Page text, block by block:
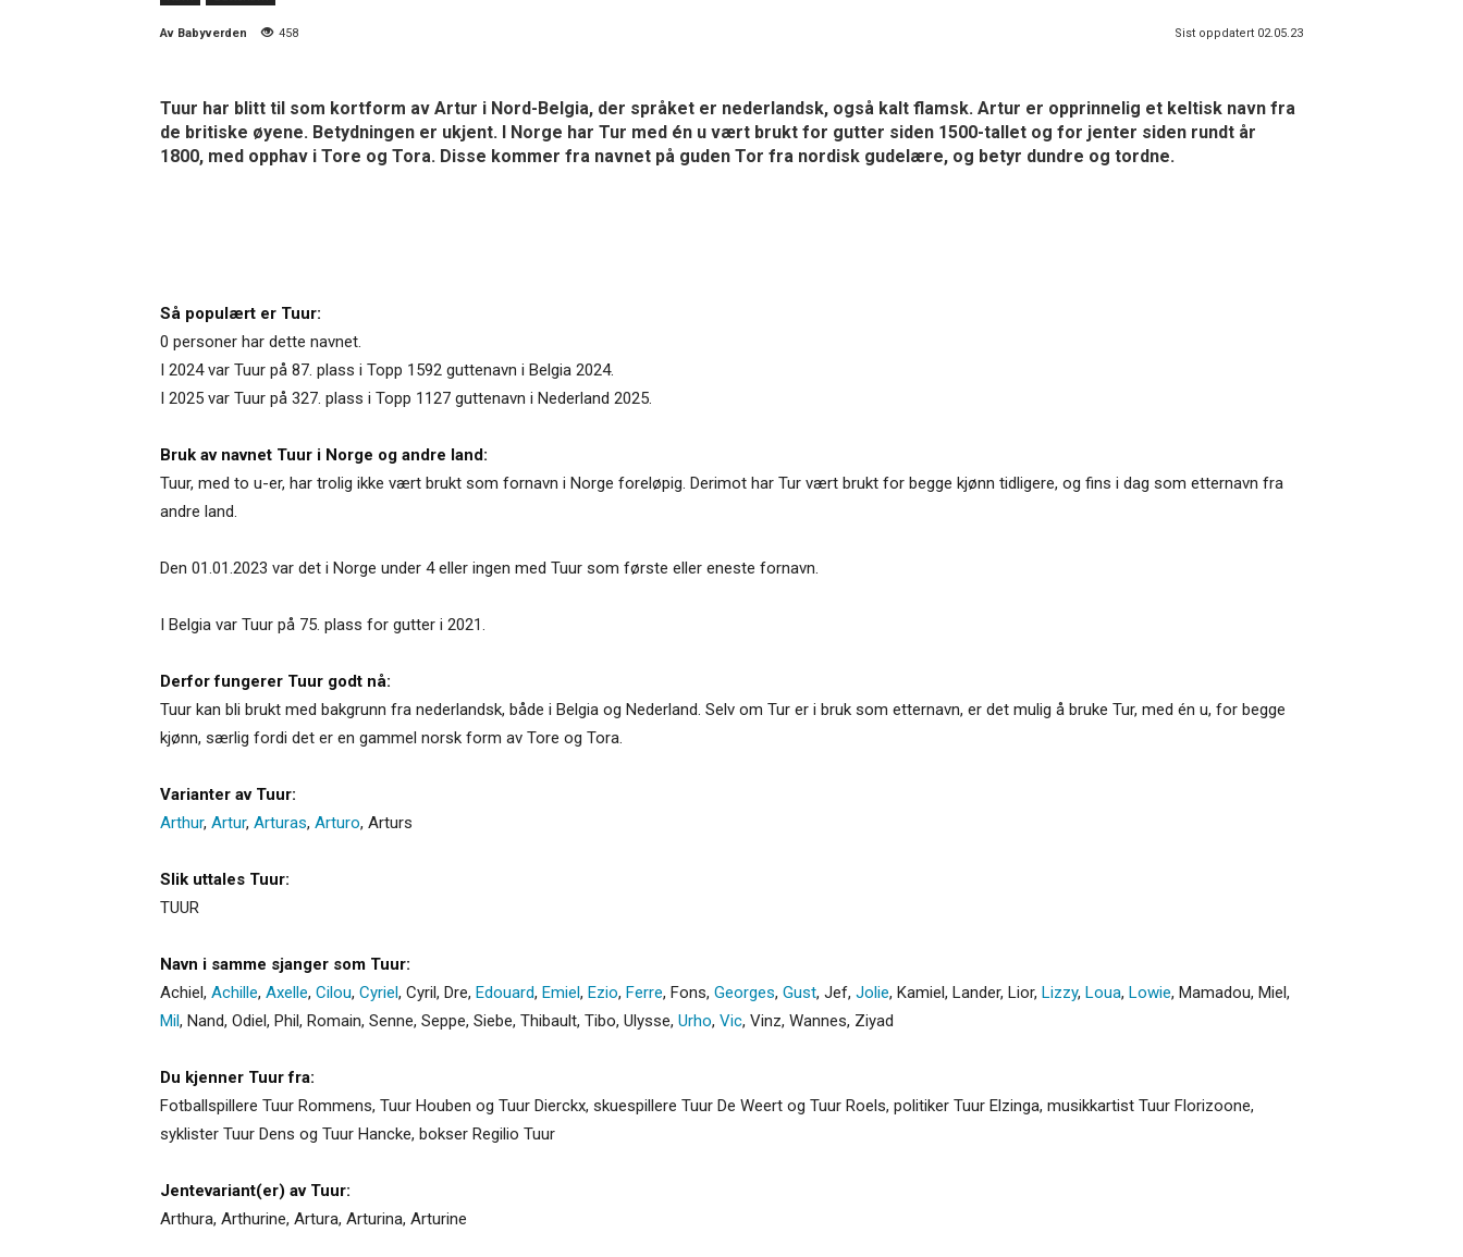
Av Babyverden 458 Sist oppdatert 02.05.23
Tuur har blitt til som kortform av Artur i Nord-Belgia, der språket er nederlandsk, også kalt flamsk. Artur er opprinnelig et keltisk navn fra
de britiske øyene. Betydningen er ukjent. I Norge har Tur med én u vært brukt for gutter siden 1500-tallet og for jenter siden rundt år
1800, med opphav i Tore og Tora. Disse kommer fra navnet på guden Tor fra nordisk gudelære, og betyr dundre og tordne.
Så populært er Tuur:
0 personer har dette navnet.
I 2024 var Tuur på 87. plass i Topp 1592 guttenavn i Belgia 2024.
I 2025 var Tuur på 327. plass i Topp 1127 guttenavn i Nederland 2025.
Bruk av navnet Tuur i Norge og andre land:
Tuur, med to u-er, har trolig ikke vært brukt som fornavn i Norge foreløpig. Derimot har Tur vært brukt for begge kjønn tidligere, og fins i dag som etternavn fra
andre land.
Den 01.01.2023 var det i Norge under 4 eller ingen med Tuur som første eller eneste fornavn.
I Belgia var Tuur på 75. plass for gutter i 2021.
Derfor fungerer Tuur godt nå:
Tuur kan bli brukt med bakgrunn fra nederlandsk, både i Belgia og Nederland. Selv om Tur er i bruk som etternavn, er det mulig å bruke Tur, med én u, for begge
kjønn, særlig fordi det er en gammel norsk form av Tore og Tora.
Varianter av Tuur:
Arthur, Artur, Arturas, Arturo, Arturs
Slik uttales Tuur:
TUUR
Navn i samme sjanger som Tuur:
Achiel, Achille, Axelle, Cilou, Cyriel, Cyril, Dre, Edouard, Emiel, Ezio, Ferre, Fons, Georges, Gust, Jef, Jolie, Kamiel, Lander, Lior, Lizzy, Loua, Lowie, Mamadou, Miel,
Mil, Nand, Odiel, Phil, Romain, Senne, Seppe, Siebe, Thibault, Tibo, Ulysse, Urho, Vic, Vinz, Wannes, Ziyad
Du kjenner Tuur fra:
Fotballspillere Tuur Rommens, Tuur Houben og Tuur Dierckx, skuespillere Tuur De Weert og Tuur Roels, politiker Tuur Elzinga, musikkartist Tuur Florizoone,
syklister Tuur Dens og Tuur Hancke, bokser Regilio Tuur
Jentevariant(er) av Tuur:
Arthura, Arthurine, Artura, Arturina, Arturine